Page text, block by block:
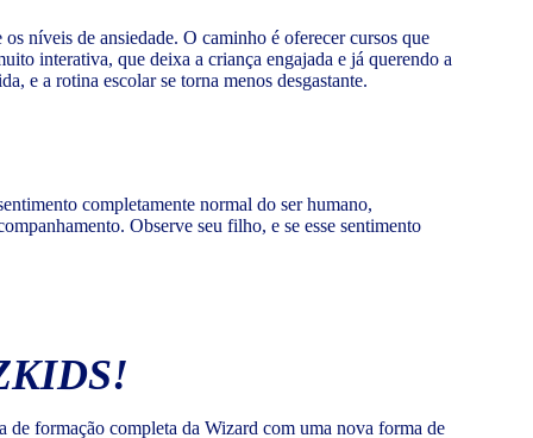
níveis de ansiedade. O caminho é oferecer cursos que
interativa, que deixa a criança engajada e já querendo a
e a rotina escolar se torna menos desgastante.
completamente normal do ser humano,
Observe seu filho, e se esse sentimento
formação completa da Wizard com uma nova forma de